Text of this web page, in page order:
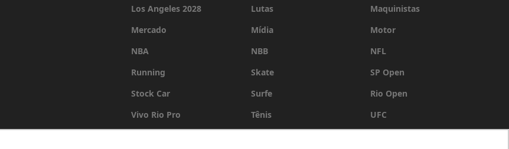
Los Angeles 2028
Lutas
Maquinistas
Mercado
Mídia
Motor
NBA
NBB
NFL
Running
Skate
SP Open
Stock Car
Surfe
Rio Open
Vivo Rio Pro
Tênis
UFC